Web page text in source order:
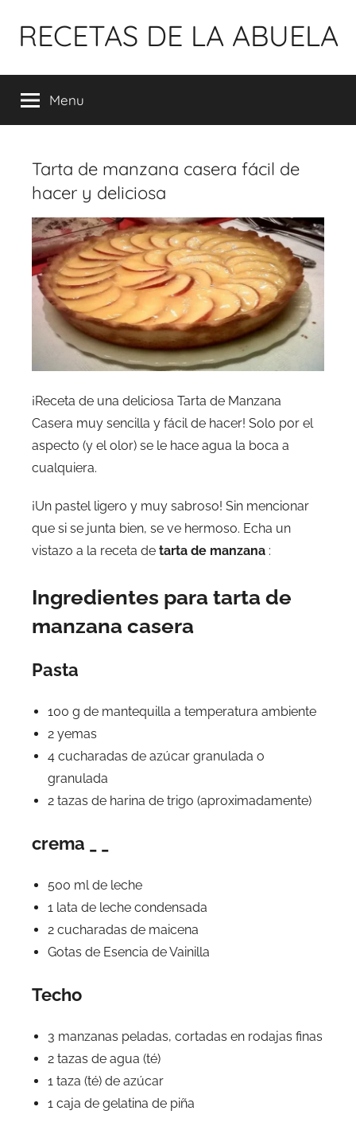
para
conteúdo
RECETAS DE LA ABUELA
Menu
Tarta de manzana casera fácil de
hacer y deliciosa
¡Receta de una deliciosa Tarta de Manzana
Casera muy sencilla y fácil de hacer! Solo por el
aspecto (y el olor) se le hace agua la boca a
cualquiera.
¡Un pastel ligero y muy sabroso! Sin mencionar
que si se junta bien, se ve hermoso. Echa un
vistazo a la receta de tarta de manzana :
Ingredientes para tarta de
manzana casera
Pasta
100 g de mantequilla a temperatura ambiente
2 yemas
4 cucharadas de azúcar granulada o
granulada
2 tazas de harina de trigo (aproximadamente)
crema
500 ml de leche
1 lata de leche condensada
2 cucharadas de maicena
Gotas de Esencia de Vainilla
Techo
3 manzanas peladas, cortadas en rodajas finas
2 tazas de agua (té)
1 taza (té) de azúcar
1 caja de gelatina de piña